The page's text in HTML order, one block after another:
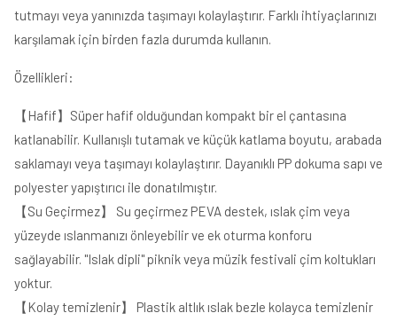
tutmayı veya yanınızda taşımayı kolaylaştırır. Farklı ihtiyaçlarınızı
karşılamak için birden fazla durumda kullanın.
Özellikleri:
【 Hafif】 Süper hafif olduğundan kompakt bir el çantasına
katlanabilir. Kullanışlı tutamak ve küçük katlama boyutu, arabada
saklamayı veya taşımayı kolaylaştırır. Dayanıklı PP dokuma sapı ve
polyester yapıştırıcı ile donatılmıştır.
【Su Geçirmez】
Su geçirmez PEVA destek, ıslak çim veya
yüzeyde ıslanmanızı önleyebilir ve ek oturma konforu
sağlayabilir. "Islak dipli" piknik veya müzik festivali çim koltukları
yoktur.
【 Kolay temizlenir】
Plastik altlık ıslak bezle kolayca temizlenir